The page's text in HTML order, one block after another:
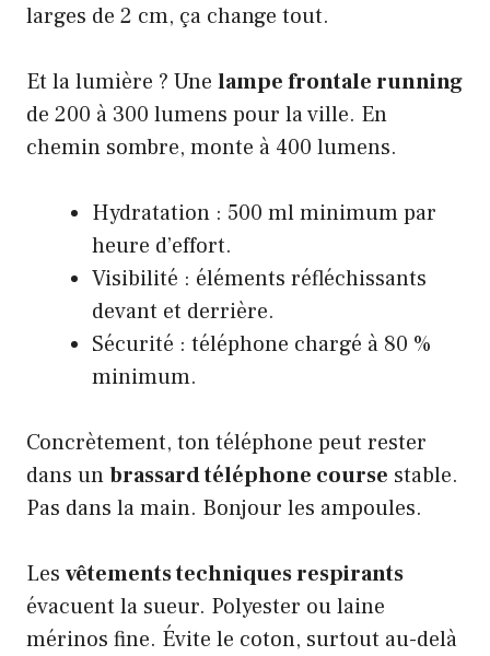
larges de 2 cm, ça change tout.
Et la lumière ? Une lampe frontale running
de 200 à 300 lumens pour la ville. En
chemin sombre, monte à 400 lumens.
Hydratation : 500 ml minimum par
heure d’effort.
Visibilité : éléments réfléchissants
devant et derrière.
Sécurité : téléphone chargé à 80 %
minimum.
Concrètement, ton téléphone peut rester
dans unbrassard téléphone course stable.
Pas dans la main. Bonjour les ampoules.
Les vêtements techniques respirants
évacuent la sueur. Polyester ou laine
mérinos fine. Évite le coton, surtout au-delà